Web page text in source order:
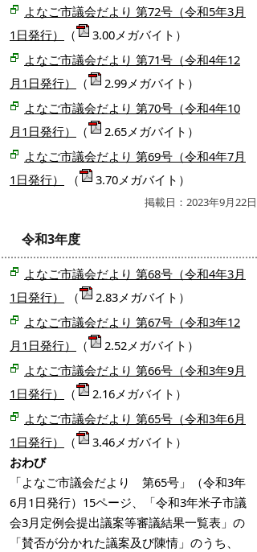
よなご市議会だより 第72号（令和5年3月
1日発行）
（
3.00メガバイト）
よなご市議会だより 第71号（令和4年12
月1日発行）
（
2.99メガバイト）
よなご市議会だより 第70号（令和4年10
月1日発行）
（
2.65メガバイト）
よなご市議会だより 第69号（令和4年7月
1日発行）
（ 3.70メガバイト）
掲載日：2023年9月22日
令和3年度
よなご市議会だより 第68号（令和4年3月
1日発行）
（
2.83メガバイト）
よなご市議会だより 第67号（令和3年12
月1日発行）
（
2.52メガバイト）
よなご市議会だより 第66号（令和3年9月
1日発行）
（
2.16メガバイト）
よなご市議会だより 第65号（令和3年6月
1日発行）
（
3.46メガバイト）
おわび
「よなご市議会だより 第65号」（令和3年
6月1日発行）15ページ、「令和3年米子市議
会3月定例会提出議案等審議結果一覧表」の
「賛否が分かれた議案及び陳情」のうち、